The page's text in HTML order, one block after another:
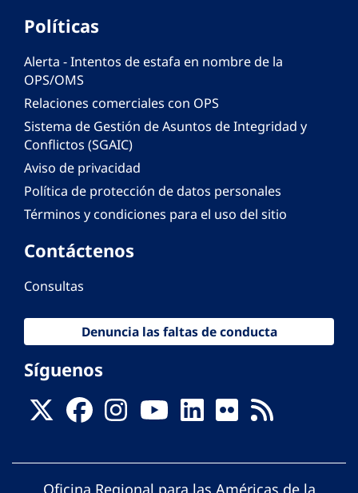
Políticas
Alerta - Intentos de estafa en nombre de la
OPS/OMS
Relaciones comerciales con OPS
Sistema de Gestión de Asuntos de Integridad y
Conflictos (SGAIC)
Aviso de privacidad
Política de protección de datos personales
Términos y condiciones para el uso del sitio
Contáctenos
Consultas
Denuncia las faltas de conducta
Síguenos
Oficina Regional para las Américas de la